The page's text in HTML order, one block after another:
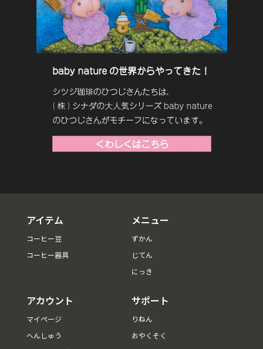
アイテム
コーヒー豆
コーヒー器具
メニュー
ずかん
じてん
にっき
アカウント
マイページ
へんしゅう
サポート
りねん
おやくそく